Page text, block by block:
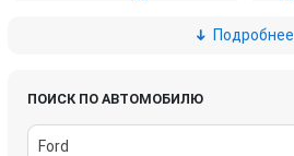
Подробнее
ПОИСК ПО АВТОМОБИЛЮ
Ford